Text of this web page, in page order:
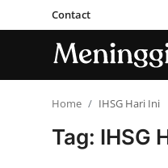
Contact
Contact
Pasar Saham
Home IHSG Hari Ini
Tag: IHSG